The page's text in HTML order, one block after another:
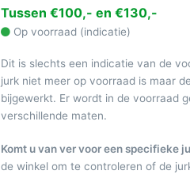
Tussen €100,- en €130,-
Op voorraad (indicatie)
Dit is slechts een indicatie van de
jurk niet meer op voorraad is maar
bijgewerkt. Er wordt in de voorraad
verschillende maten.
Komt u van ver voor een specifieke
de winkel om te controleren of de